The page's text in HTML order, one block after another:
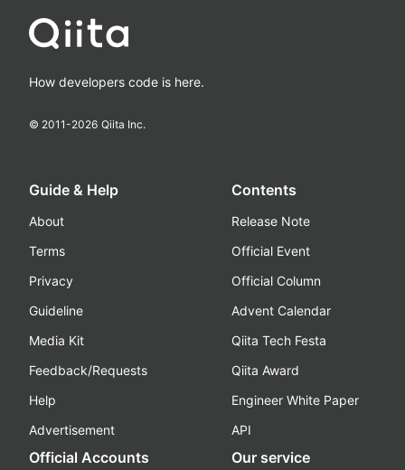
How developers code is here.
© 2011-2026 Qiita Inc.
Guide & Help
About
Terms
Privacy
Guideline
Media Kit
Feedback/Requests
Help
Advertisement
Contents
Release Note
Official Event
Official Column
Advent Calendar
Qiita Tech Festa
Qiita Award
Engineer White Paper
API
Official Accounts Our service